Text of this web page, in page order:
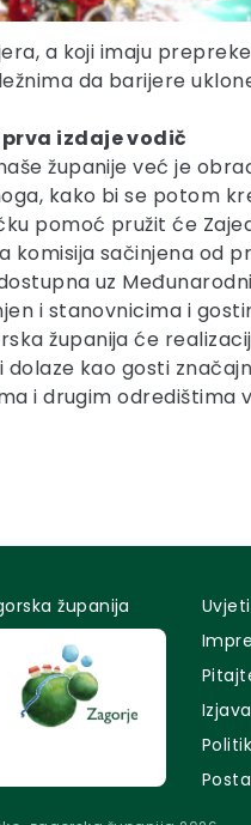
a koji imaju
da barijere
izdaje vodič
županije već je
kako bi se potom
pomoć pružit će
komisija sačinjena od
uz
i stanovnicima i
županija će
dolaze kao gosti
i drugim odredištima
županija